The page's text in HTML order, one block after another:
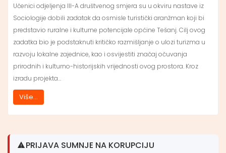
Učenici odjeljenja III-A društvenog smjera su u okviru nastave iz
Sociologije dobili zadatak da osmisle turistički aranžman koji bi
predstavio ruralne i kulturne potencijale općine Tešanj. Cilj ovog
zadatka bio je podstaknuti kritičko razmišljanje o ulozi turizma u
razvoju lokalne zajednice, kao i osvijestiti značaj očuvanja
prirodnih i kulturno-historijskih vrijednosti ovog prostora. Kroz
izradu projekta…
Više...
PRIJAVA SUMNJE NA KORUPCIJU